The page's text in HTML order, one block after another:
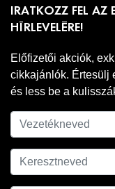
IRATKOZZ FEL AZ
HÍRLEVELÉRE!
Előfizetői akciók,
cikkajánlók. Értesülj
és less be a